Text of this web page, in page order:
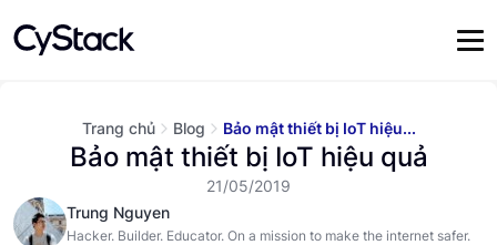
Trang chủ Blog Bảo mật thiết bị IoT hiệu...
Bảo mật thiết bị IoT hiệu quả
21/05/2019
Trung Nguyen
Hacker. Builder. Educator. On a mission to make the internet safer.